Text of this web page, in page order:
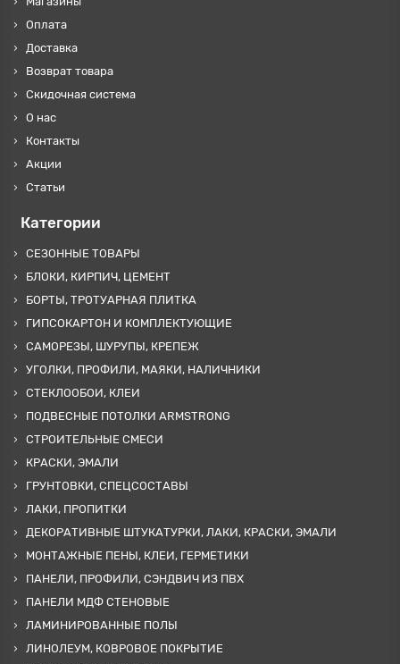
Оплата
Доставка
Возврат товара
Скидочная система
О нас
Контакты
Акции
Статьи
Категории
СЕЗОННЫЕ ТОВАРЫ
БЛОКИ, КИРПИЧ, ЦЕМЕНТ
БОРТЫ, ТРОТУАРНАЯ ПЛИТКА
ГИПСОКАРТОН И КОМПЛЕКТУЮЩИЕ
САМОРЕЗЫ, ШУРУПЫ, КРЕПЕЖ
УГОЛКИ, ПРОФИЛИ, МАЯКИ, НАЛИЧНИКИ
СТЕКЛООБОИ, КЛЕИ
ПОДВЕСНЫЕ ПОТОЛКИ ARMSTRONG
СТРОИТЕЛЬНЫЕ СМЕСИ
КРАСКИ, ЭМАЛИ
ГРУНТОВКИ, СПЕЦСОСТАВЫ
ЛАКИ, ПРОПИТКИ
ДЕКОРАТИВНЫЕ ШТУКАТУРКИ, ЛАКИ, КРАСКИ, ЭМАЛИ
МОНТАЖНЫЕ ПЕНЫ, КЛЕИ, ГЕРМЕТИКИ
ПАНЕЛИ, ПРОФИЛИ, СЭНДВИЧ ИЗ ПВХ
ПАНЕЛИ МДФ СТЕНОВЫЕ
ЛАМИНИРОВАННЫЕ ПОЛЫ
ЛИНОЛЕУМ, КОВРОВОЕ ПОКРЫТИЕ